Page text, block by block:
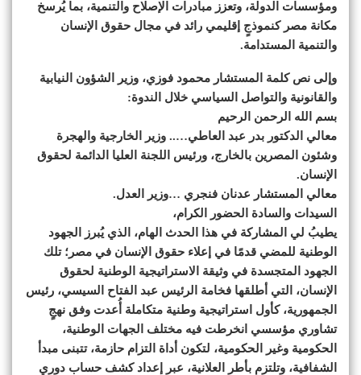
ومؤسسات الدولة، وتعزز مبادرات الإصلاح والتنمية، بما يُرسخ
مكانة مصر كنموذجٍ إقليمي رائد في مجال حقوق الإنسان
والتنمية المستدامة.
وإلى نص كلمة المستشار محمود فوزي، وزير الشؤون النيابية
والقانونية والتواصل السياسي خلال الندوة:
بسم الله الرحمن الرحيم
معالي الدكتور بدر عبد العاطي….. وزير الخارجية والهجرة
وشئون المصرين بالخارج، ورئيس اللجنة العليا الدائمة لحقوق
الإنسان.
معالي المستشار عدنان فنجري …وزير العدل.
السيدات والسادة الحضور الكرام،
يطيبُ لي المشاركة في هذا الحدث الهام، الذي يُبرز الجهود
الوطنية للمضي قدمًا في إعلاء حقوق الإنسان في مصر؛ تلك
الجهود المتجسدة في وثيقة الاستراتيجية الوطنية لحقوق
الإنسان، التي أطلقها فخامة الرئيس عبد الفتاح السيسي، رئيس
الجمهورية، كأول استراتيجية وطنية متكاملة أُعدت وفق نهجٍ
تشاوري مؤسسي انخرطت فيه مختلف الجهات الوطنية،
الحكومية وغير الحكومية، لتكون أداة التزام حازمة، تتبنى مبدأ
الشفافية، وتلتزم بأطر العلانية، عبر إعداد كشف حساب دوري